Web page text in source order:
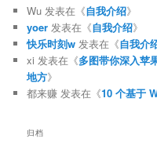
Wu 发表在《自我介绍》
yoer 发表在《自我介绍》
快乐时刻w 发表在《自我介
xi 发表在《多图带你深入苹
地方》
都来赚 发表在《10 个基于
归档